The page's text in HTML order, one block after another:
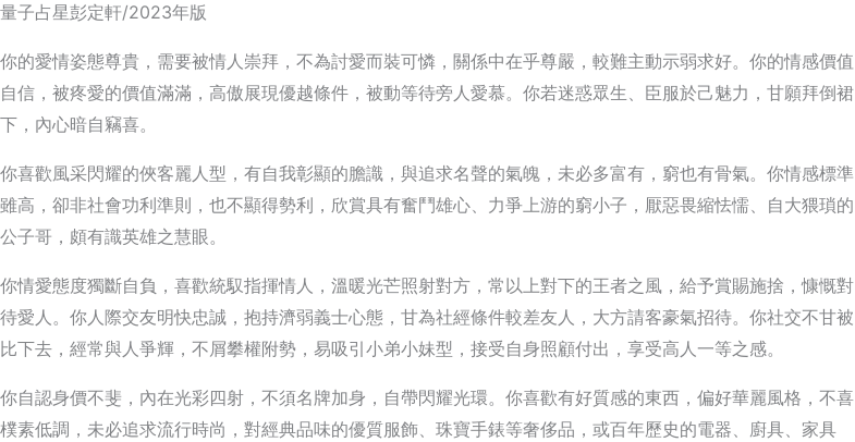
量子占星彭定軒/2023年版
你的愛情姿態尊貴，需要被情人崇拜，不為討愛而裝可憐，關係中在乎尊嚴，較難主動示弱求好。你的情感價值
自信，被疼愛的價值滿滿，高傲展現優越條件，被動等待旁人愛慕。你若迷惑眾生、臣服於己魅力，甘願拜倒裙
下，內心暗自竊喜。
你喜歡風采閃耀的俠客麗人型，有自我彰顯的膽識，與追求名聲的氣魄，未必多富有，窮也有骨氣。你情感標準
雖高，卻非社會功利準則，也不顯得勢利，欣賞具有奮鬥雄心、力爭上游的窮小子，厭惡畏縮怯懦、自大猥瑣的
公子哥，頗有識英雄之慧眼。
你情愛態度獨斷自負，喜歡統馭指揮情人，溫暖光芒照射對方，常以上對下的王者之風，給予賞賜施捨，慷慨對
待愛人。你人際交友明快忠誠，抱持濟弱義士心態，甘為社經條件較差友人，大方請客豪氣招待。你社交不甘被
比下去，經常與人爭輝，不屑攀權附勢，易吸引小弟小妹型，接受自身照顧付出，享受高人一等之感。
你自認身價不斐，內在光彩四射，不須名牌加身，自帶閃耀光環。你喜歡有好質感的東西，偏好華麗風格，不喜
樸素低調，未必追求流行時尚，對經典品味的優質服飾、珠寶手錶等奢侈品，或百年歷史的電器、廚具、家具